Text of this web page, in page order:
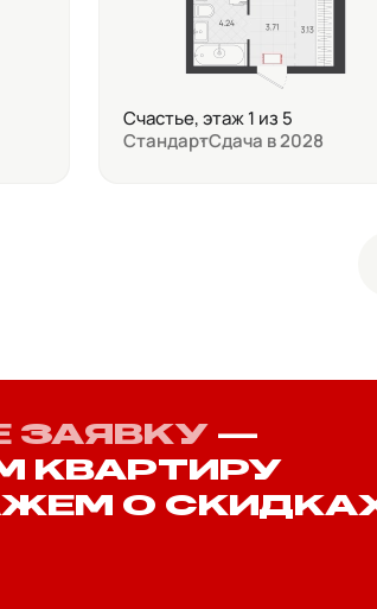
Счастье, этаж 1 из 5
СтандартСдача в 2028
ЗАЯВКУ —
КВАРТИРУ
О